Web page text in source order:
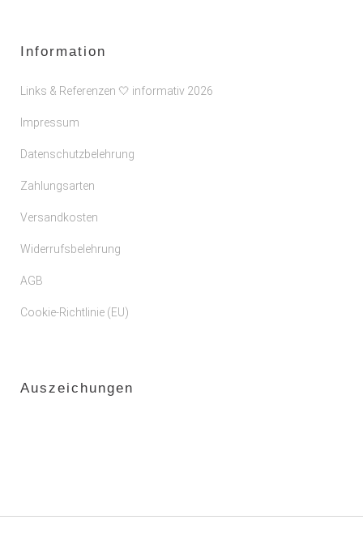
Information
Links & Referenzen 🤍 informativ 2026
Impressum
Datenschutzbelehrung
Zahlungsarten
Versandkosten
Widerrufsbelehrung
AGB
Cookie-Richtlinie (EU)
Auszeichungen